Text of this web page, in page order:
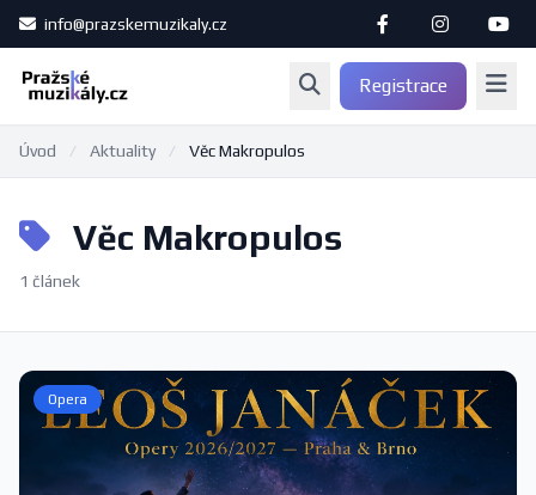
info@prazskemuzikaly.cz
Registrace
Úvod / Aktuality / Věc Makropulos
Věc Makropulos
1 článek
Opera